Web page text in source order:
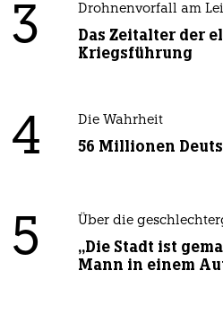
3 Drohnenvorfall am
Das Zeitalter der
Kriegsführung
4 Die Wahrheit
56 Millionen
5 Über die
„Die Stadt ist
Mann in einem